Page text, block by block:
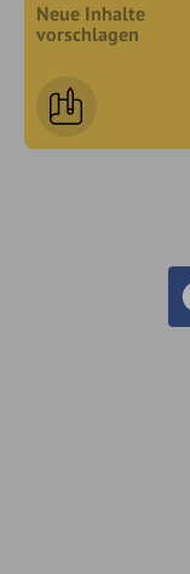
Neue Inhalte
vorschlagen